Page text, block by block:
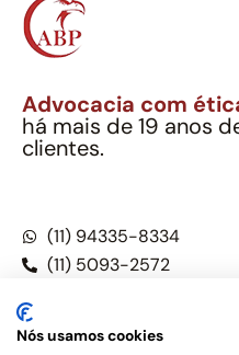
Advocacia com
há mais de 19 anos
clientes.
(11) 94335-8334
(11) 5093-2572
Nós usamos cookies